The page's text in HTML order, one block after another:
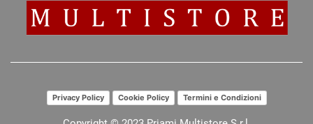
Privacy Policy Cookie Policy Termini e Condizioni